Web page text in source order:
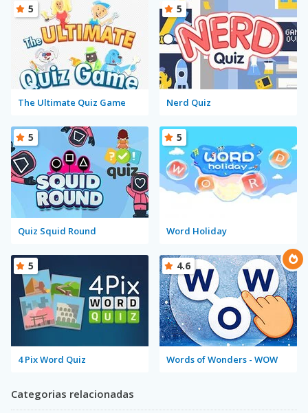
The Ultimate Quiz Game
5
Nerd Quiz
5
Quiz Squid Round
5
Word Holiday
5
4 Pix Word Quiz
5
Words of Wonders - WOW
4.6
Categorias relacionadas